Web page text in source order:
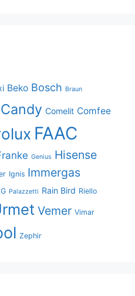
Beko Bosch Braun
Candy Comelit Comfee
FAAC
Genius Hisense
Ignis Immergas
Palazzetti Rain Bird Riello
Vemer Vimar
Zephir